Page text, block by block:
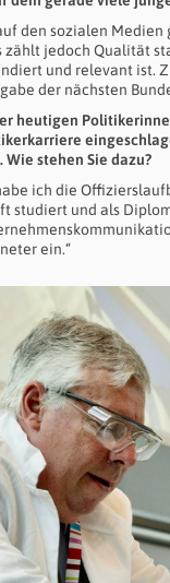
den sozialen
zählt jedoch Qualität
und relevant ist.
der nächsten
heutigen
stehen Sie dazu?
ich die
studiert und als
ein.“